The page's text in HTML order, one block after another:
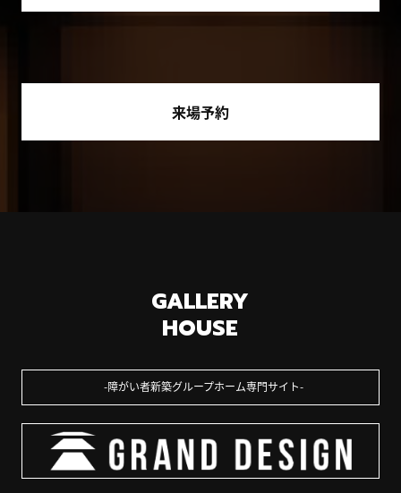
来場予約
GALLERY
HOUSE
障がい者新築グループホーム専門サイト